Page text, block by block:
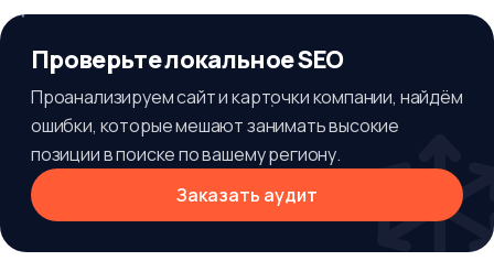
Проверьте локальное SEO
Проанализируем сайт и карточки компании, найдём
ошибки, которые мешают занимать высокие
позиции в поиске по вашему региону.
Заказать аудит